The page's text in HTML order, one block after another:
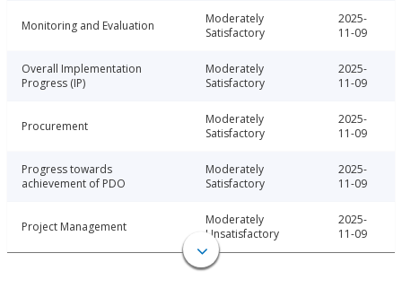
Monitoring and Evaluation
Moderately
Satisfactory
2025-
11-09
Overall Implementation
Progress (IP)
Moderately
Satisfactory
2025-
11-09
Procurement
Moderately
Satisfactory
2025-
11-09
Progress towards
achievement of PDO
Moderately
Satisfactory
2025-
11-09
Project Management
Moderately
Unsatisfactory
2025-
11-09